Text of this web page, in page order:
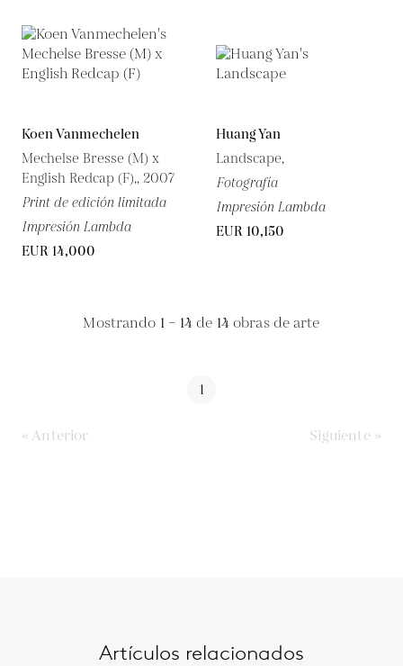
Koen Vanmechelen
Mechelse Bresse (M) x
English Redcap (F),, 2007
Print de edición limitada
Impresión Lambda
EUR 14,000
Huang Yan
Landscape,
Fotografía
Impresión Lambda
EUR 10,150
Mostrando 1 – 14 de 14obras de arte
1
« Anterior Siguiente »
Artículos relacionados